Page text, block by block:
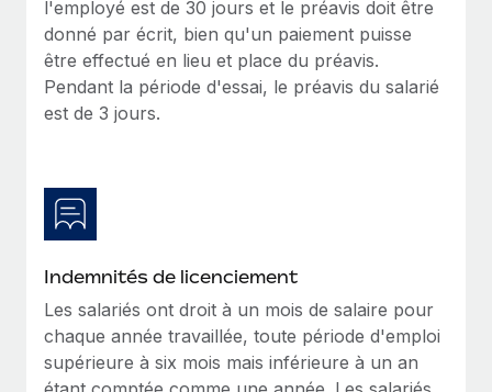
Création d’entité
Établissez des entités rapidement et en toute
conformité
employés
Avantages sociaux
Gérez facilement les avantages sociaux
Explorer le blog
freelances Plus
Remote a toujours pour mission d'aider les entreprises de
En savoir plus
Comment Phiture gère ses 55 employés
l'employé est de 30 jours et le préavis doit être
donné par écrit, bien qu'un paiement puisse
être effectué en lieu et place du préavis.
Pendant la période d'essai, le préavis du salarié
est de 3 jours.
Indemnités de licenciement
Les salariés ont droit à un mois de salaire pour
chaque année travaillée, toute période d'emploi
supérieure à six mois mais inférieure à un an